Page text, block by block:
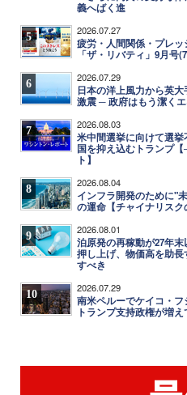
義へばく進
5 2026.07.27
疲労・人間関係・プレ
「ザ・リバティ」9月号
6 2026.07.29
日本の洋上風力から英
激震 ─ 政府はもう潔く
7 2026.08.03
米中間選挙に向けて選
国を抑え込むトランプ
ト】
8 2026.08.04
インフラ開発のために"
の運命【チャイナリスク
9 2026.08.01
泊原発の再稼動が27年
押し上げ、物価高を助
すべき
10 2026.07.29
南米ペルーでケイコ・
トランプ支持政権が増え